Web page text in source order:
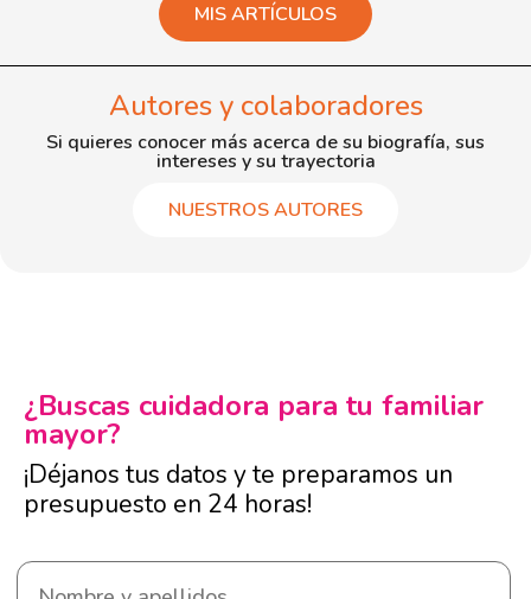
MIS ARTÍCULOS
Autores y colaboradores
Si quieres conocer más acerca de su biografía, sus
intereses y su trayectoria
NUESTROS AUTORES
¿Buscas cuidadora para tu familiar
mayor?
¡Déjanos tus datos y te preparamos un
presupuesto en 24 horas!